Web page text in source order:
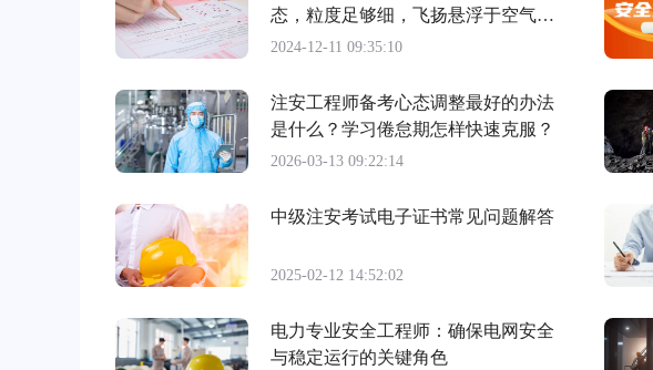
态，粒度足够细，飞扬悬浮于空气
中，达到一定浓度，
2024-12-11 09:35:10
注安工程师备考心态调整最好的办法
是什么？学习倦怠期怎样快速克服？
2026-03-13 09:22:14
中级注安考试电子证书常见问题解答
2025-02-12 14:52:02
电力专业安全工程师：确保电网安全
与稳定运行的关键角色